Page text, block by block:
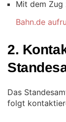
Mit dem Zug
Bahn.de
2.
Das
folgt